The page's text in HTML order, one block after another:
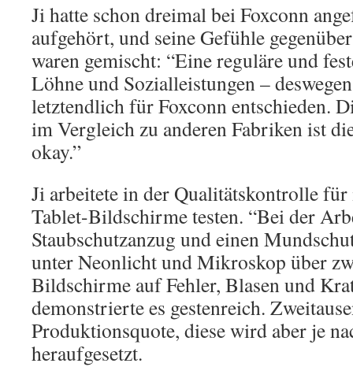
Ji hatte schon dreimal bei Foxconn
aufgehört, und seine Gefühle
waren gemischt: “Eine reguläre und
Löhne und Sozialleistungen –
letztendlich für Foxconn entschieden.
im Vergleich zu anderen Fabriken ist
okay.”
Ji arbeitete in der Qualitätskontrolle für
Tablet-Bildschirme testen. “Bei der
Staubschutzanzug und einen
unter Neonlicht und Mikroskop über
Bildschirme auf Fehler, Blasen und
demonstrierte es gestenreich.
Produktionsquote, diese wird aber je
heraufgesetzt.